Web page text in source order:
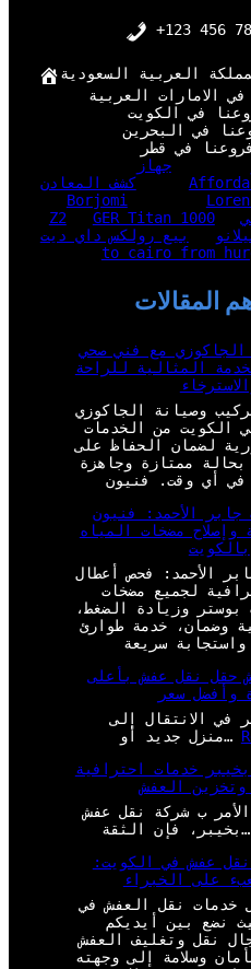
+123 456
العربية السعودية
الامارات العربية
في الكويت
في البحرين
فروعنا في قطر
جهاز
كشف المعادن
Borjomi
Z2
GER Titan 1000
بيع رولكس داي ديت
to cairo from
المقالات
الجاكوزي مع فني صحي
المثالية للراحة
وصيانة الجاكوزي
الكويت من الخدمات
لضمان الحفاظ على
ممتازة وجاهزة
جابر الأحمد: فنيون
وإصلاح مضخات المياه
بالكويت
الأحمد: فحص أعطال
لجميع مضخات
بوستر وزيادة الضغط،
وضمان، خدمة طوارئ
حقل نقل عفش بأعلى
وأفضل سعر
إذا كنت تفكر في الانتقال إلى
منزل جديد أو…
خدمات احترافية
ب شركة نقل عفش
بخيبر، فإن الثقة…
عفش في الكويت:
على الخبراء
خدمات نقل العفش في
نضع بين أيديكم
نقل وتغليف العفش
وسلامة إلى وجهته